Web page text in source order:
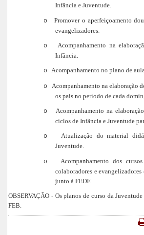
Infância e Juventude.
o
Promover o aperfeiçoamento
evangelizadores.
o
Acompanhamento na
Infância.
o Acompanhamento no plano de
o
Acompanhamento na elaboração
os pais no período de cada
o
Acompanhamento na
ciclos de Infância e Juventude
o
Atualização do material
Juventude.
o
Acompanhamento dos
colaboradores e
junto à FEDF.
OBSERVAÇÃO - Os planos de curso da
FEB.